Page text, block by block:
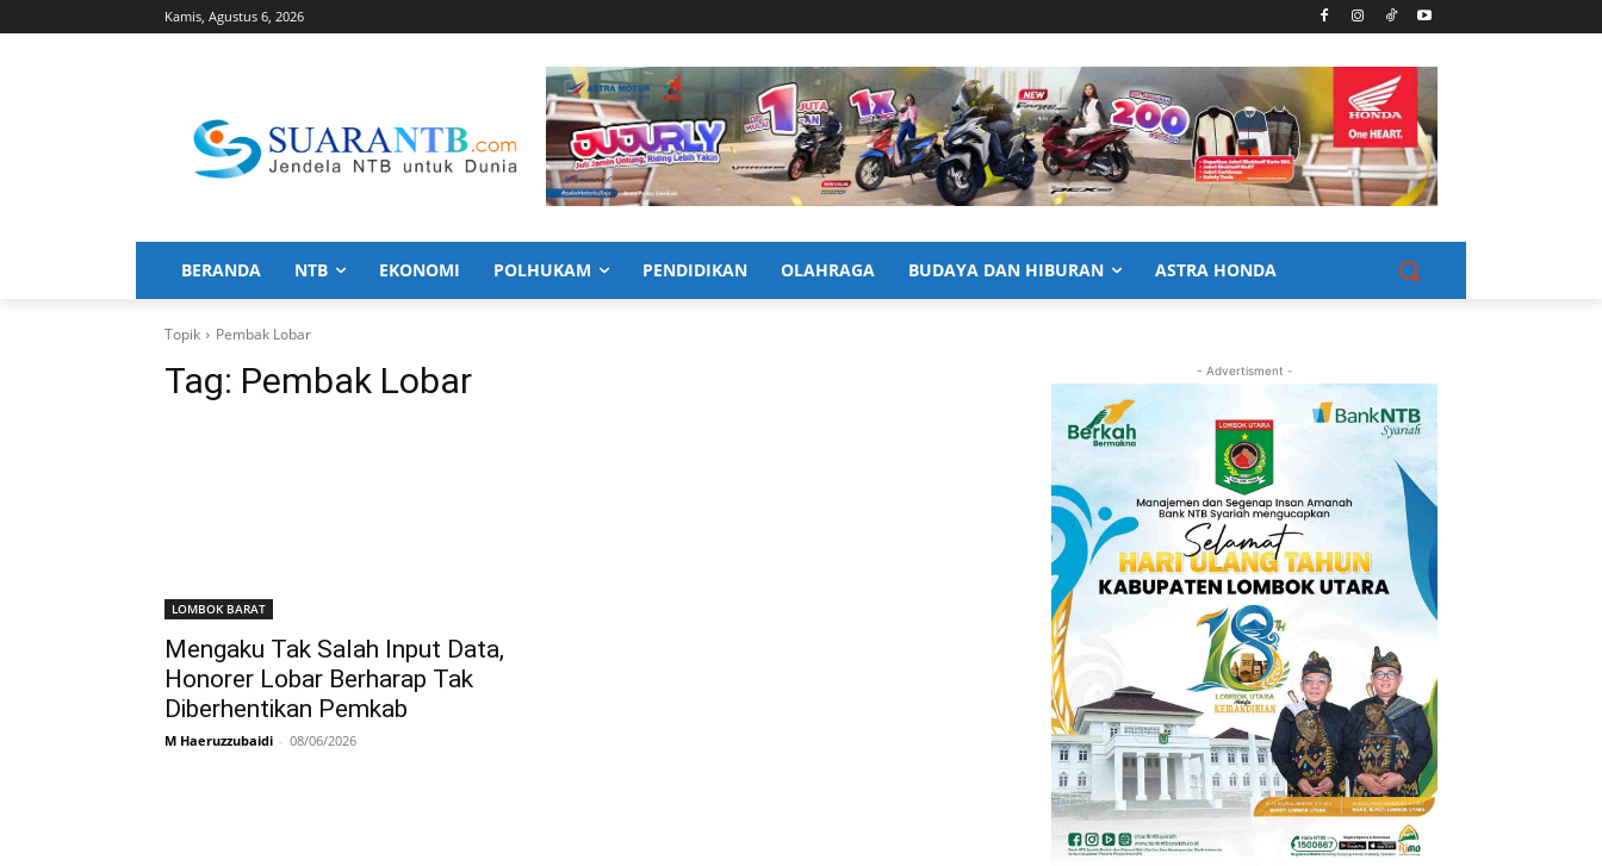
Kamis, Agustus 6, 2026
BERANDA NTB EKONOMI POLHUKAM PENDIDIKAN OLAHRAGA BUDAYA DAN HIBURAN ASTRA HONDA
Topik Pembak Lobar
Tag: Pembak Lobar
LOMBOK BARAT
Mengaku Tak Salah Input Data,
Honorer Lobar Berharap Tak
Diberhentikan Pemkab
M Haeruzzubaidi - 08/06/2026
- Advertisment -